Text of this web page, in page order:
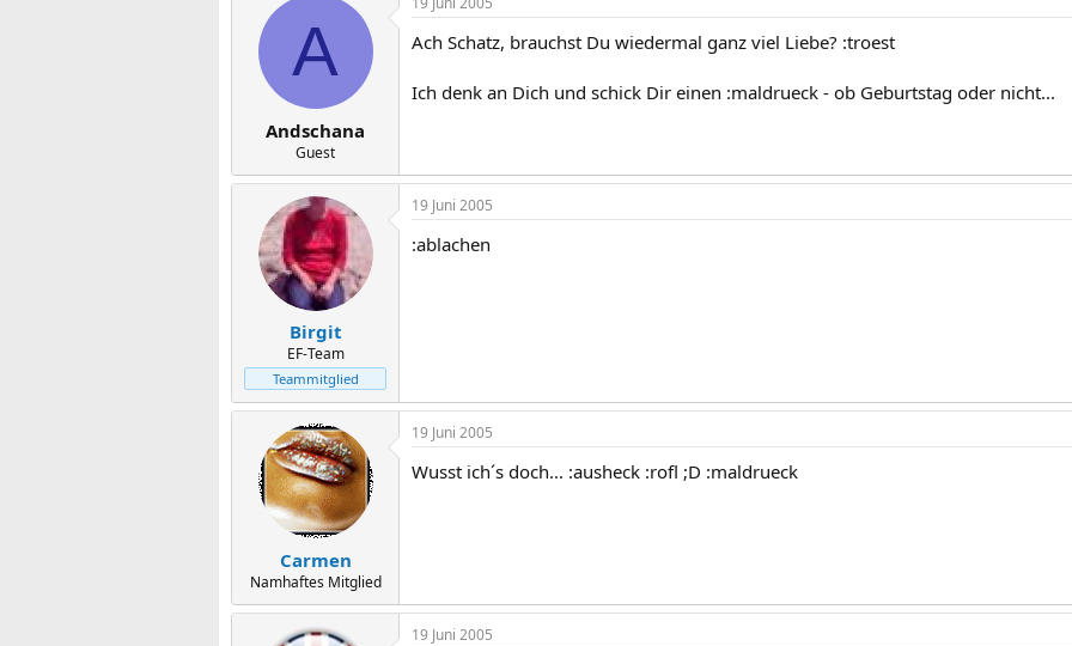
A
Andschana
Guest
Ach Schatz, brauchst Du wiedermal ganz viel Liebe? :troest
Ich denk an Dich und schick Dir einen :maldrueck - ob Geburtstag oder nicht...
Birgit
EF-Team
Teammitglied
19 Juni 2005
:ablachen
Carmen
Namhaftes Mitglied
19 Juni 2005
Wusst ich´s doch... :ausheck :rofl ;D :maldrueck
19 Juni 2005